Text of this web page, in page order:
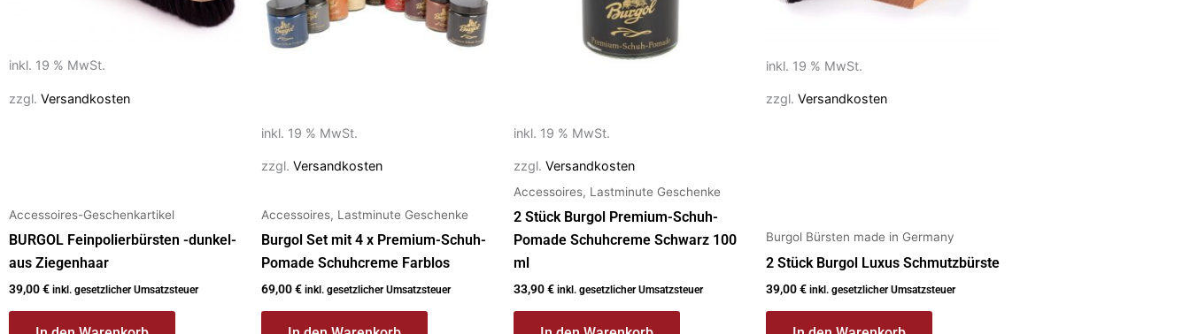
inkl. 19 % MwSt.
zzgl. Versandkosten
Accessoires-Geschenkartikel
BURGOL Feinpolierbürsten -dunkel-
aus Ziegenhaar
39,00€ inkl. gesetzlicher Umsatzsteuer
inkl. 19 % MwSt.
zzgl. Versandkosten
Accessoires, Lastminute Geschenke
Burgol Set mit 4 x Premium-Schuh-
Pomade Schuhcreme Farblos
69,00€ inkl. gesetzlicher Umsatzsteuer
inkl. 19 % MwSt.
zzgl. Versandkosten
Accessoires, Lastminute Geschenke
2 Stück Burgol Premium-Schuh-
Pomade Schuhcreme Schwarz 100
ml
33,90€ inkl. gesetzlicher Umsatzsteuer
inkl. 19 % MwSt.
zzgl. Versandkosten
Burgol Bürsten made in Germany
2 Stück Burgol Luxus Schmutzbürste
39,00€ inkl. gesetzlicher Umsatzsteuer